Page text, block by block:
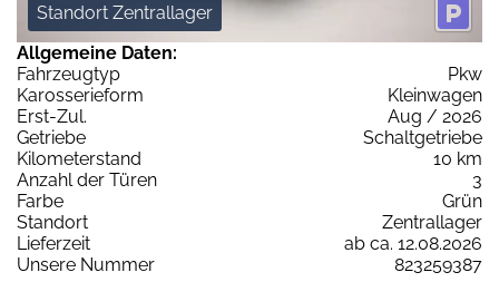
Standort Zentrallager
Allgemeine Daten:
Fahrzeugtyp
Pkw
Karosserieform
Kleinwagen
Erst-Zul.
Aug / 2026
Getriebe
Schaltgetriebe
Kilometerstand
10 km
Anzahl der Türen
3
Farbe
Grün
Standort
Zentrallager
Lieferzeit
ab ca. 12.08.2026
Unsere Nummer
823259387